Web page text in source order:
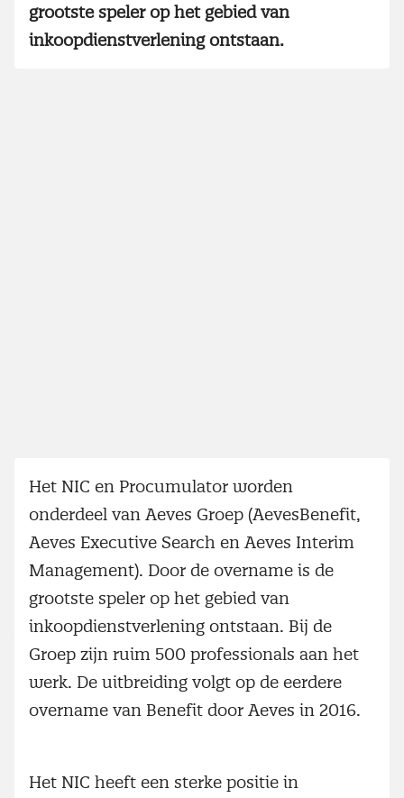
grootste speler op het gebied van
inkoopdienstverlening ontstaan.
Het NIC en Procumulator worden
onderdeel van Aeves Groep (AevesBenefit,
Aeves Executive Search en Aeves Interim
Management). Door de overname is de
grootste speler op het gebied van
inkoopdienstverlening ontstaan. Bij de
Groep zijn ruim 500 professionals aan het
werk. De uitbreiding volgt op de eerdere
overname van Benefit door Aeves in 2016.
Het NIC heeft een sterke positie in